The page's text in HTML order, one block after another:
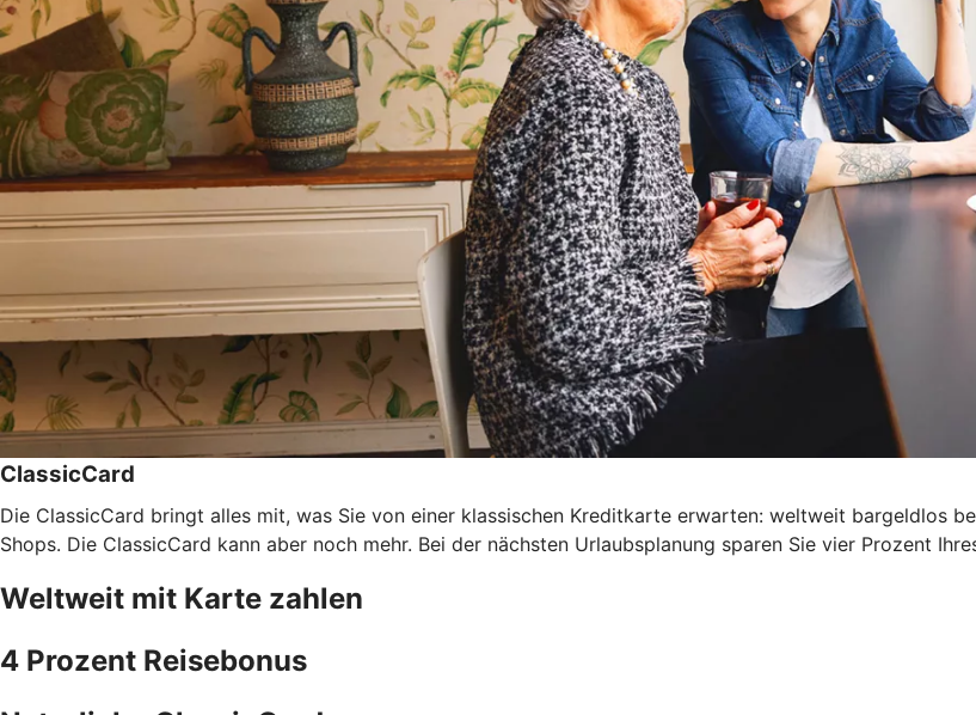
ClassicCard
Die ClassicCard bringt alles mit, was Sie von einer klassischen Kreditkarte erwarten: weltweit bargeldlos
Shops. Die ClassicCard kann aber noch mehr. Bei der nächsten Urlaubsplanung sparen Sie vier Prozent
Weltweit mit Karte zahlen
4 Prozent Reisebonus